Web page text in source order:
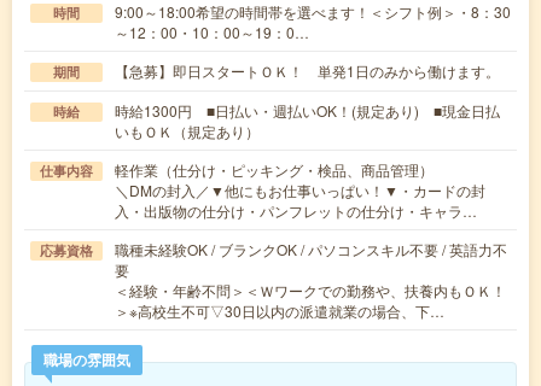
時間
9:00～18:00希望の時間帯を選べます！＜シフト例＞・8：30
～12：00・10：00～19：0…
期間 【急募】即日スタートＯＫ！ 単発1日のみから働けます。
時給
時給1300円 ■日払い・週払いOK！(規定あり) ■現金日払
いもＯＫ（規定あり）
仕事内容
軽作業（仕分け・ピッキング・検品、商品管理）
＼DMの封入／▼他にもお仕事いっぱい！▼・カードの封
入・出版物の仕分け・パンフレットの仕分け・キャラ…
応募資格
職種未経験OK / ブランクOK / パソコンスキル不要 / 英語力不
要
＜経験・年齢不問＞＜Ｗワークでの勤務や、扶養内もＯＫ！
＞※高校生不可▽30日以内の派遣就業の場合、下…
職場の雰囲気